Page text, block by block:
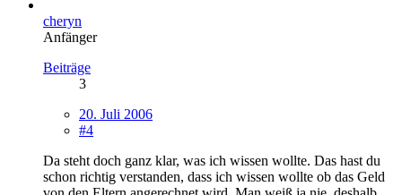
cheryn
Anfänger
Beiträge
3
20. Juli 2006
#4
Da steht doch ganz klar, was ich wissen wollte. Das hast du
schon richtig verstanden, dass ich wissen wollte ob das Geld